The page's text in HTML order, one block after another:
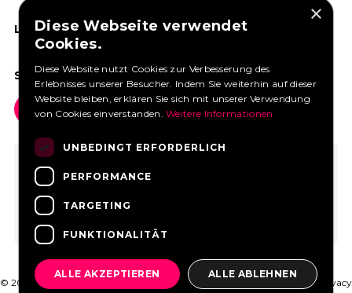
LIKEN SIE UNS AUF FACEBOOK
SOCIAL MEDIA
© 2026 FoodtruckBooking.com | Allgemeine Geschäftsbedingungen | Privacy
×
Diese Webseite verwendet
Cookies.
Diese Website nutzt Cookies zur Verbesserung des
Erlebnisses unserer Besucher. Indem Sie weiterhin auf dieser
Website bleiben, erklären Sie sich mit unserer Verwendung
von Cookies einverstanden.Weitere Informationen
UNBEDINGT ERFORDERLICH
PERFORMANCE
TARGETING
FUNKTIONALITÄT
ALLE AKZEPTIEREN ALLE ABLEHNEN